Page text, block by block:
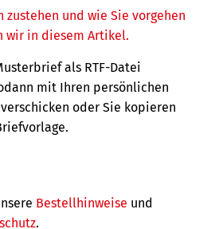
zustehen und wie Sie vorgehen
wir in diesem Artikel.
als RTF-Datei
mit Ihren persönlichen
oder Sie kopieren
Bestellhinweise und
.